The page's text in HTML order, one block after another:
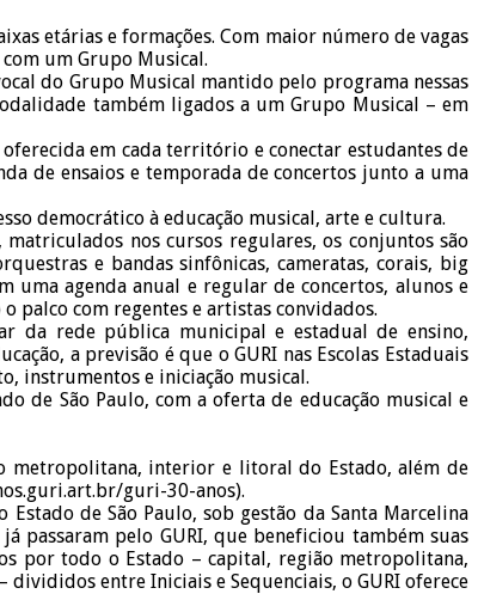
etárias e formações. Com maior número de vagas
um Grupo Musical.
do Grupo Musical mantido pelo programa nessas
também ligados a um Grupo Musical – em
em cada território e conectar estudantes de
de ensaios e temporada de concertos junto a uma
democrático à educação musical, arte e cultura.
nos cursos regulares, os conjuntos são
e bandas sinfônicas, cameratas, corais, big
uma agenda anual e regular de concertos, alunos e
com regentes e artistas convidados.
da rede pública municipal e estadual de ensino,
a previsão é que o GURI nas Escolas Estaduais
instrumentos e iniciação musical.
de São Paulo, com a oferta de educação musical e
metropolitana, interior e litoral do Estado, além de
guri-30-anos).
de São Paulo, sob gestão da Santa Marcelina
passaram pelo GURI, que beneficiou também suas
por todo o Estado – capital, região metropolitana,
entre Iniciais e Sequenciais, o GURI oferece